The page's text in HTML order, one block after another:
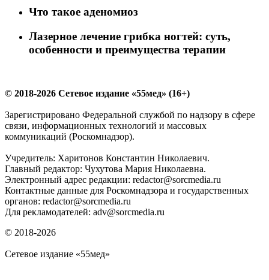
Что такое аденомиоз
Лазерное лечение грибка ногтей: суть,
особенности и преимущества терапии
© 2018-2026 Сетевое издание «55мед» (16+)
Зарегистрировано Федеральной службой по надзору в сфере
связи, информационных технологий и массовых
коммуникаций (Роскомнадзор).
Учредитель: Харитонов Константин Николаевич.
Главный редактор: Чухутова Мария Николаевна.
Электронный адрес редакции: redactor@sorcmedia.ru
Контактные данные для Роскомнадзора и государственных
органов: redactor@sorcmedia.ru
Для рекламодателей: adv@sorcmedia.ru
© 2018-2026
Сетевое издание «55мед»